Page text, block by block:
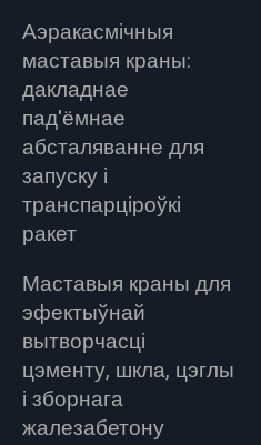
Аэракасмічныя
маставыя краны:
дакладнае
пад'ёмнае
абсталяванне для
запуску і
транспарціроўкі
ракет
Маставыя краны для
эфектыўнай
вытворчасці
цэменту, шкла, цэглы
і зборнага
жалезабетону